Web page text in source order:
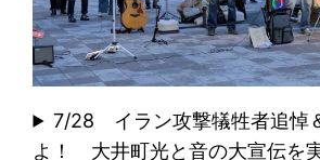
7/28 イラン攻撃犠牲者追悼
よ！ 大井町光と音の大宣伝を